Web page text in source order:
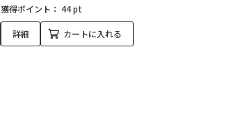
獲得ポイント： 44 pt
詳細 カートに入れる